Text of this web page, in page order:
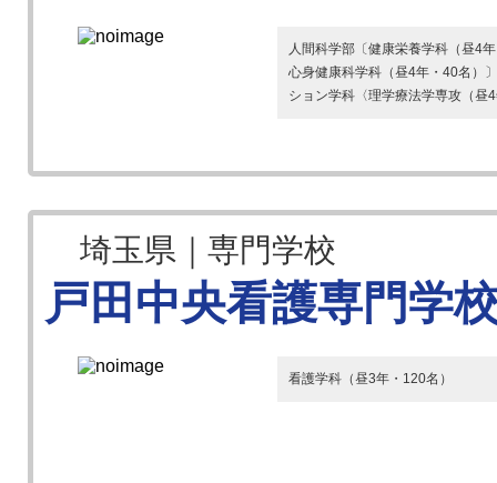
人間科学部〔健康栄養学科（昼4
心身健康科学科（昼4年・40名）
ション学科〈理学療法学専攻（昼
埼玉県｜専門学校
戸田中央看護専門学
看護学科（昼3年・120名）